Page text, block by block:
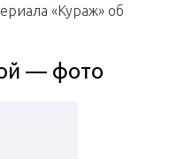
«Кураж» об
— фото